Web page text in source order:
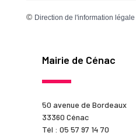
© Direction de l'information
Mairie de Cénac
50 avenue de Bordeaux
33360 Cénac
Tél : 05 57 97 14 70